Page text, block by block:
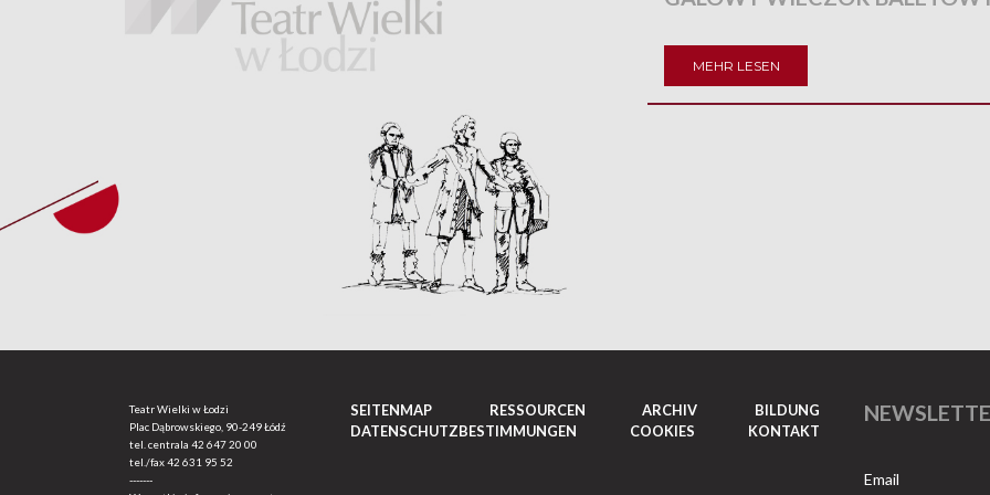
MEHR LESEN
Teatr Wielki w Łodzi
Plac Dąbrowskiego, 90-249 Łódź
tel. centrala 42 647 20 00
tel./fax42 631 95 52
-------
SEITENMAP RESSOURCEN ARCHIV
BILDUNG
DATENSCHUTZBESTIMMUNGEN
COOKIES KONTAKT
Email